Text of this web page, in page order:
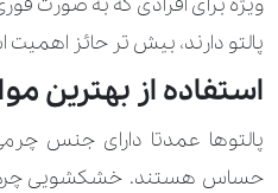
بلوز
پاپیون
پافر
پالتو دارند، بیش تر حائز
استفاده از بهترین
پالتوها عمدتا دارای جنس
حساس هستند. خشکشویی چرم